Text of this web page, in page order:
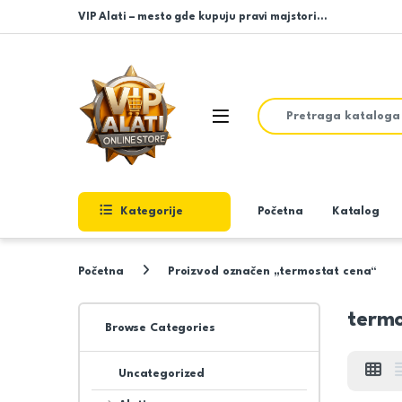
Skip to navigation
Skip to content
VIP Alati – mesto gde kupuju pravi majstori…
Open
Search for:
Kategorije Početna Katalog
Početna Proizvod označen „termostat cena“
Browse Categories
Uncategorized